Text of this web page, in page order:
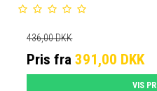
436,00 DKK
Pris fra391,00 DKK
VIS